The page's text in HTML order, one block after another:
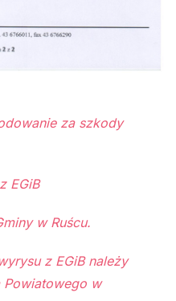
za szkody
EGiB
w Ruścu.
z EGiB należy
Powiatowego w